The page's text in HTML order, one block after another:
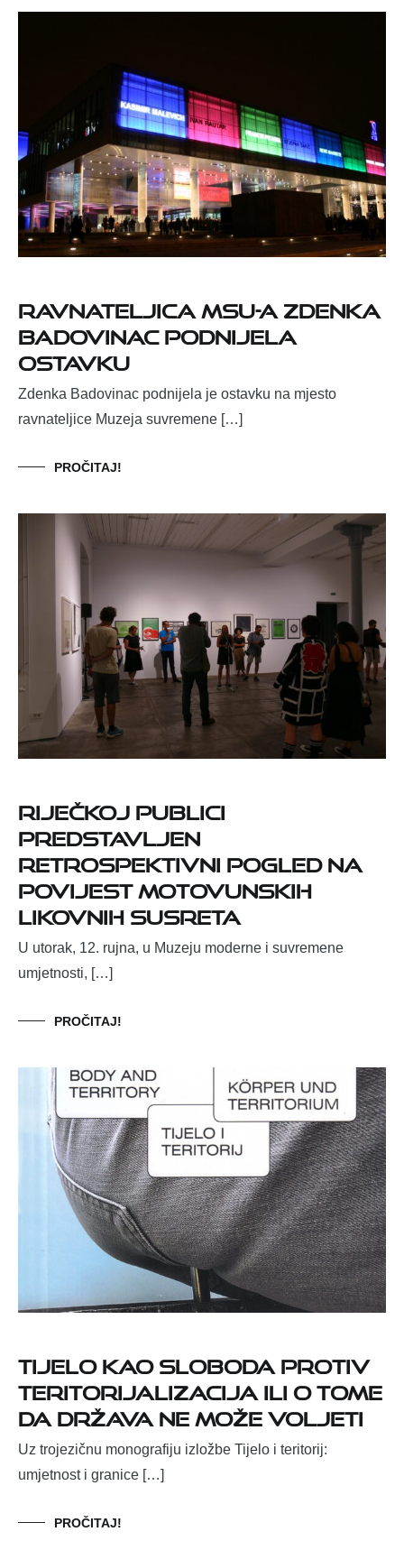
Ravnateljica MSU-a Zdenka
Badovinac podnijela
ostavku
Zdenka Badovinac podnijela je ostavku na mjesto
ravnateljice Muzeja suvremene […]
PROČITAJ!
Riječkoj publici
predstavljen
retrospektivni pogled na
povijest Motovunskih
likovnih susreta
U utorak, 12. rujna, u Muzeju moderne i suvremene
umjetnosti, […]
PROČITAJ!
Tijelo kao sloboda protiv
teritorijalizacija ili o tome
da Država ne može voljeti
Uz trojezičnu monografiju izložbe Tijelo i teritorij:
umjetnost i granice […]
PROČITAJ!